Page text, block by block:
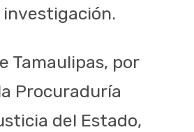
Tamaulipas, por
Procuraduría
del Estado,